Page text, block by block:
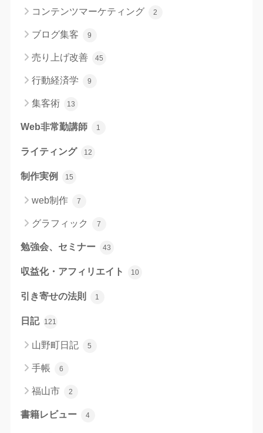
コンテンツマーケティング 2
ブログ集客 9
売り上げ改善 45
行動経済学 9
集客術 13
Web非常勤講師 1
ライティング 12
制作実例 15
web制作 7
グラフィック 7
勉強会、セミナー 43
収益化・アフィリエイト 10
引き寄せの法則 1
日記 121
山野町日記 5
手帳 6
福山市 2
書籍レビュー 4